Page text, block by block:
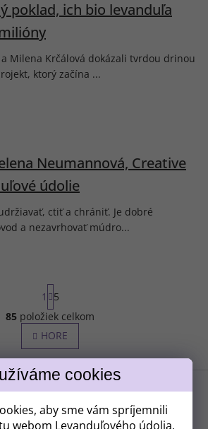
aby sme vám spríjemnili
webom Levanduľového údolia.
poklad, ich bio levanduľa
Milena Krčálová dokázali tvrdou drinou
ktorý začína ...
Neumannová, Creative
údolie
ctiť a chrániť. Je dobré
a nezavrhovať múdro...
O
v
l
á
d
a
i
S
t
r
á
n
k
o
v
a
n
i
e
1
5
85 položiek celkom
HORE